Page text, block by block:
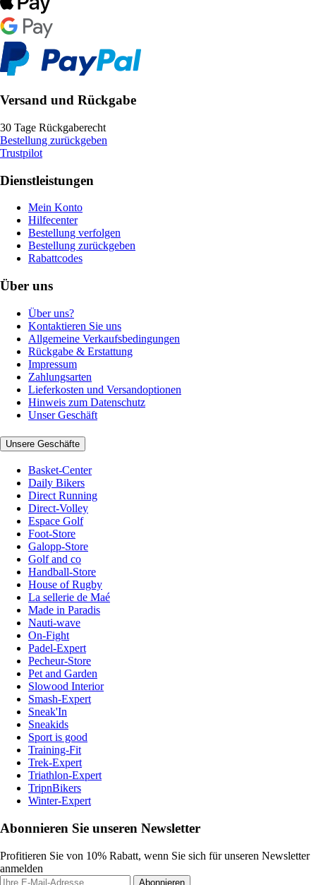
Versand und Rückgabe
30 Tage Rückgaberecht
Bestellung zurückgeben
Trustpilot
Dienstleistungen
Mein Konto
Hilfecenter
Bestellung verfolgen
Bestellung zurückgeben
Rabattcodes
Über uns
Über uns?
Kontaktieren Sie uns
Allgemeine Verkaufsbedingungen
Rückgabe & Erstattung
Impressum
Zahlungsarten
Lieferkosten und Versandoptionen
Hinweis zum Datenschutz
Unser Geschäft
Unsere Geschäfte
Basket-Center
Daily Bikers
Direct Running
Direct-Volley
Espace Golf
Foot-Store
Galopp-Store
Golf and co
Handball-Store
House of Rugby
La sellerie de Maé
Made in Paradis
Nauti-wave
On-Fight
Padel-Expert
Pecheur-Store
Pet and Garden
Slowood Interior
Smash-Expert
Sneak'In
Sneakids
Sport is good
Training-Fit
Trek-Expert
Triathlon-Expert
TripnBikers
Winter-Expert
Abonnieren Sie unseren Newsletter
Profitieren Sie von 10% Rabatt, wenn Sie sich für unseren Newsletter
anmelden
Abonnieren